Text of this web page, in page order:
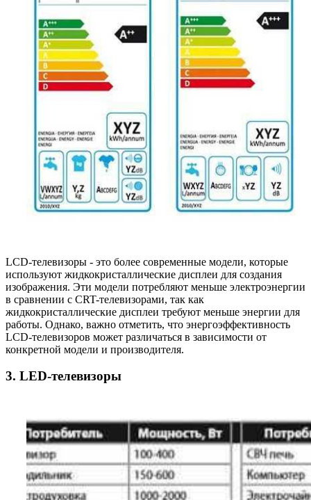
LCD-телевизоры - это более современные модели, которые
используют жидкокристаллические дисплеи для создания
изображения. Эти модели потребляют меньше электроэнергии
в сравнении с CRT-телевизорами, так как
жидкокристаллические дисплеи требуют меньше энергии для
работы. Однако, важно отметить, что энергоэффективность
LCD-телевизоров может различаться в зависимости от
конкретной модели и производителя.
3. LED-телевизоры